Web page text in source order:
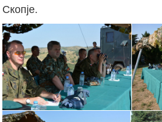
Скопје.